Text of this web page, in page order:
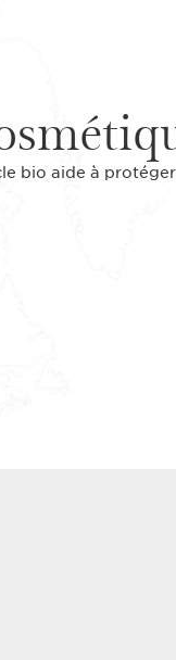
bio aide à